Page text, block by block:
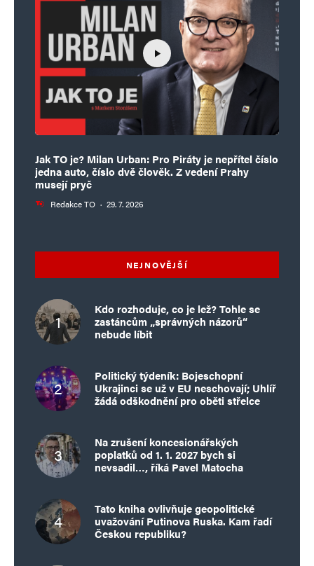
Jak TO je? Milan Urban: Pro Piráty je nepřítel číslo
jedna auto, číslo dvě člověk. Z vedení Prahy
musejí pryč
Redakce TO · 29. 7. 2026
NEJNOVĚJŠÍ
Kdo rozhoduje, co je lež? Tohle se
zastáncům „správných názorů“
nebude líbit
Politický týdeník: Bojeschopní
Ukrajinci se už v EU neschovají; Uhlíř
žádá odškodnění pro oběti střelce
Na zrušení koncesionářských
poplatků od 1. 1. 2027 bych si
nevsadil…, říká Pavel Matocha
Tato kniha ovlivňuje geopolitické
uvažování Putinova Ruska. Kam řadí
Českou republiku?